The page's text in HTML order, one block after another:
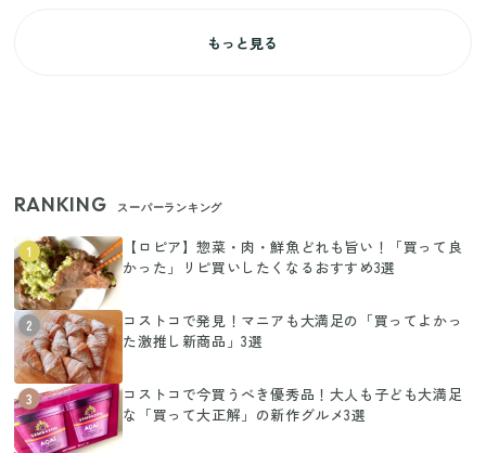
もっと見る
RANKING スーパーランキング
1
【ロピア】惣菜・肉・鮮魚どれも旨い！「買って良
かった」リピ買いしたくなるおすすめ3選
2
コストコで発見！マニアも大満足の「買ってよかっ
た激推し新商品」3選
3
コストコで今買うべき優秀品！大人も子ども大満足
な「買って大正解」の新作グルメ3選